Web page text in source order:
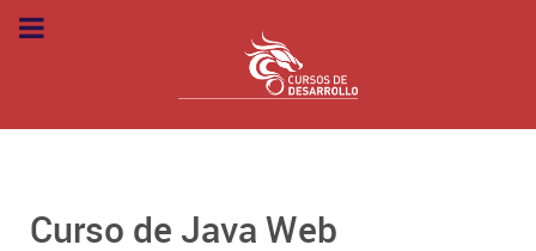
Curso de Java Web